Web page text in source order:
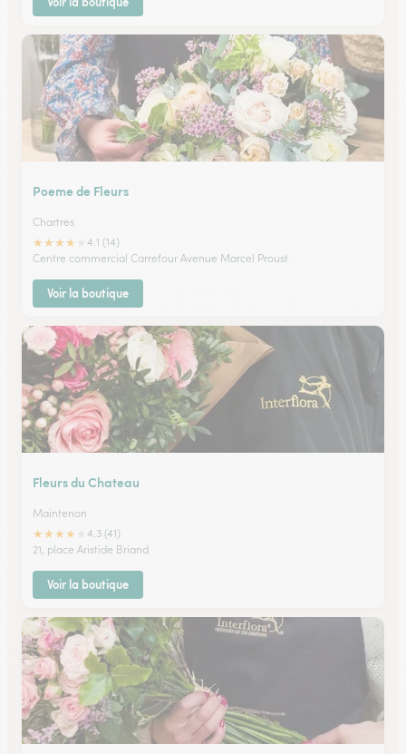
Poeme de Fleurs
Chartres
★★★★
4.1 (14)
Centre commercial Carrefour Avenue Marcel Proust
Voir la boutique
Fleurs du Chateau
Maintenon
★★★★
4.3 (41)
21, place Aristide Briand
Voir la boutique